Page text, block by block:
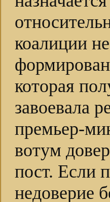
коалиции
которая
завоевала
премьер-
вотум
пост. Если
недоверие